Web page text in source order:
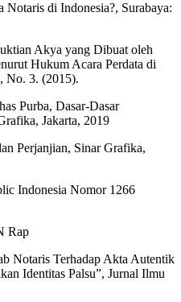
di Indonesia?, Surabaya:
Akya yang Dibuat oleh
Hukum Acara Perdata di
No. 3. (2015).
Purba, Dasar-Dasar
Jakarta, 2019
Perjanjian, Sinar Grafika,
Indonesia Nomor 1266
Rap
Notaris Terhadap Akta Autentik
Identitas Palsu”, Jurnal Ilmu